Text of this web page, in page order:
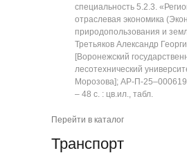
специальность 5.2.3.
отраслевая экономика
природопользования и
Третьяков Александр
[Воронежский
лесотехнический
Морозова]; АР-П-
‒ 48 с. : цв.ил., табл.
Перейти в каталог
Транспорт